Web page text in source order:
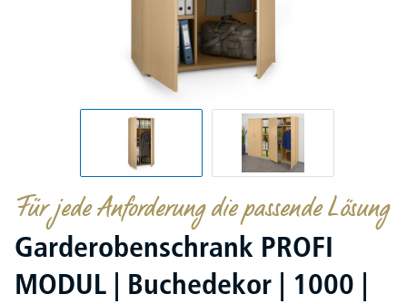
Für jede Anforderung die passende Lösung
Garderobenschrank PROFI
MODUL | Buchedekor | 1000 |